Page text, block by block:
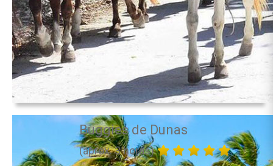
Buggies de Dunas
(aprox. 3 horas)